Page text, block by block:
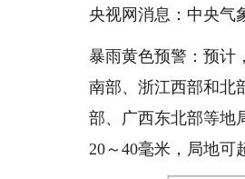
央视网消息：中央气
暴雨黄色预警：预计
南部、浙江西部和北
部、广西东北部等地
20～40毫米，局地可